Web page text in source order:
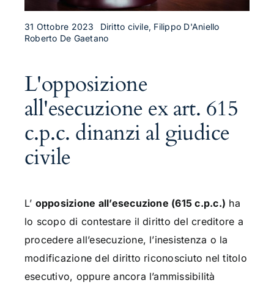
31 Ottobre 2023
Diritto civile, Filippo D'Aniello
Roberto De Gaetano
L'opposizione
all'esecuzione ex art. 615
c.p.c. dinanzi al giudice
civile
L’ opposizione all’esecuzione (615 c.p.c.) ha
lo scopo di contestare il diritto del creditore a
procedere all’esecuzione, l’inesistenza o la
modificazione del diritto riconosciuto nel titolo
esecutivo, oppure ancora l’ammissibilità